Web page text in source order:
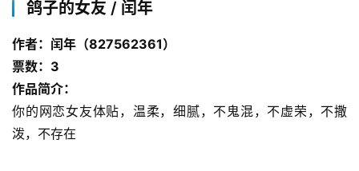
鸽子的女友 / 闰年
作者：闰年（827562361）
票数：3
作品简介：
你的网恋女友体贴，温柔，细腻，不鬼混，不虚荣，不撒
泼，不存在